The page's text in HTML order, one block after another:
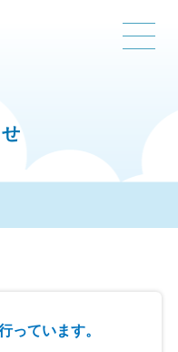
っています。